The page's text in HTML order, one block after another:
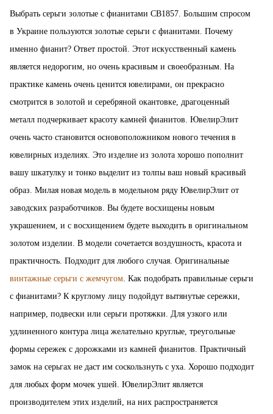
Выбрать серьги золотые с фианитами СВ1857. Большим спросом
в Украине пользуются золотые серьги с фианитами. Почему
именно фианит? Ответ простой. Этот искусственный камень
является недорогим, но очень красивым и своеобразным. На
практике камень очень ценится ювелирами, он прекрасно
смотрится в золотой и серебряной окантовке, драгоценный
металл подчеркивает красоту камней фианитов. ЮвелирЭлит
очень часто становится основоположником нового течения в
ювелирных изделиях. Это изделие из золота хорошо пополнит
вашу шкатулку и тонко выделит из толпы ваш новый красивый
образ. Милая новая модель в модельном ряду ЮвелирЭлит от
заводских разработчиков. Вы будете восхищены новым
украшением, и с восхищением будете выходить в оригинальном
золотом изделии. В модели сочетается воздушность, красота и
практичность. Подходит для любого случая. Оригинальные
винтажные серьги с жемчугом . Как подобрать правильные серьги
с фианитами? К круглому лицу подойдут вытянутые сережки,
например, подвески или серьги протяжки. Для узкого или
удлиненного контура лица желательно круглые, треугольные
формы сережек с дорожками из камней фианитов. Практичный
замок на серьгах не даст им соскользнуть с уха. Хорошо подходит
для любых форм мочек ушей. ЮвелирЭлит является
производителем этих изделий, на них распространяется